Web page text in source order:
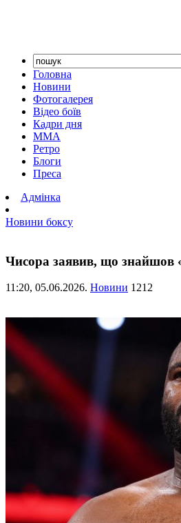
Головна
Новини
Фотогалерея
Відео боїв
Кадри дня
ММА
Ретро
Блоги
Преса
Адмінка
Новини боксу
Чисора заявив, що знайшов
11:20, 05.06.2026. Новини 1212